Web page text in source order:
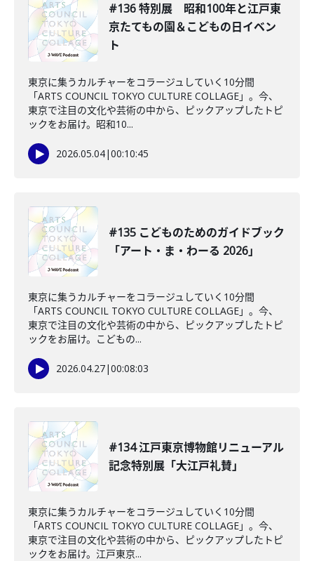
#136 特別展 昭和100年と江戸東
京たてもの園＆こどもの日イベン
ト
東京に集うカルチャーをコラージュしていく10分間
「ARTS COUNCIL TOKYO CULTURE COLLAGE」。今、
東京で注目の文化や芸術の中から、ピックアップしたトピ
ックをお届け。昭和10...
2026.05.04|00:10:45
#135 こどものためのガイドブック
「アート・ま・わーる 2026」
東京に集うカルチャーをコラージュしていく10分間
「ARTS COUNCIL TOKYO CULTURE COLLAGE」。今、
東京で注目の文化や芸術の中から、ピックアップしたトピ
ックをお届け。こどもの...
2026.04.27|00:08:03
#134 江戸東京博物館リニューアル
記念特別展「大江戸礼賛」
東京に集うカルチャーをコラージュしていく10分間
「ARTS COUNCIL TOKYO CULTURE COLLAGE」。今、
東京で注目の文化や芸術の中から、ピックアップしたトピ
ックをお届け。江戸東京...